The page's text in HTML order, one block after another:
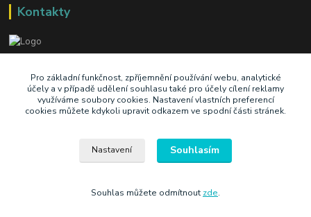
Kontakty
+420 603 345 409
prodej@ik-oil.cz
Pro základní funkčnost, zpříjemnění používání webu, analytické
účely a v případě udělení souhlasu také pro účely cílení reklamy
využíváme soubory cookies. Nastavení vlastních preferencí
cookies můžete kdykoli upravit odkazem ve spodní části stránek.
Nastavení Souhlasím
Souhlas můžete odmítnout zde.